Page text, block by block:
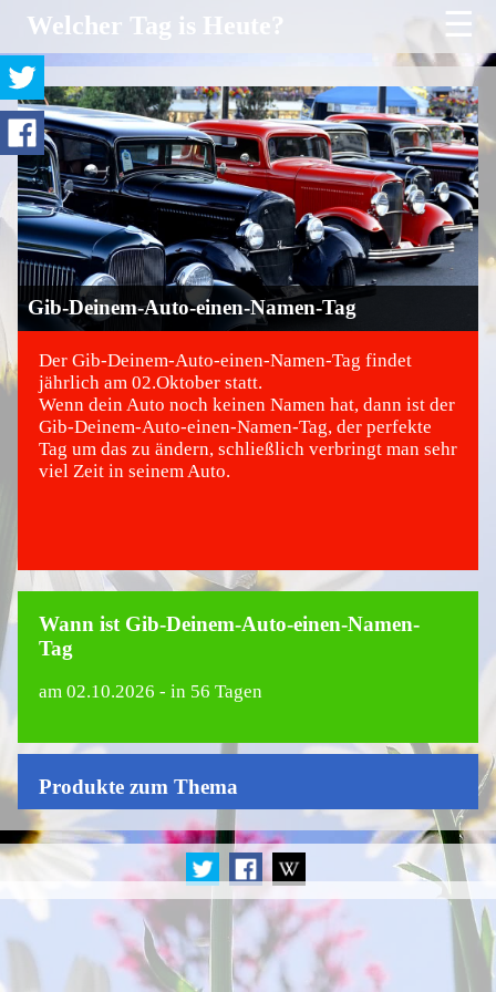
Welcher Tag is Heute? ☰
Gib-Deinem-Auto-einen-Namen-Tag
©
Der Gib-Deinem-Auto-einen-Namen-Tag findet
jährlich am 02.Oktober statt.
Wenn dein Auto noch keinen Namen hat, dann ist der
Gib-Deinem-Auto-einen-Namen-Tag, der perfekte
Tag um das zu ändern, schließlich verbringt man sehr
viel Zeit in seinem Auto.
Wann ist Gib-Deinem-Auto-einen-Namen-
Tag
am 02.10.2026 - in 56 Tagen
Produkte zum Thema